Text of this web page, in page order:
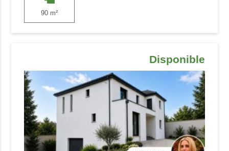
90 m²
Disponible